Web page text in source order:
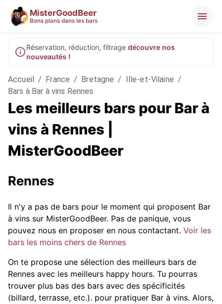
MisterGoodBeer
Bons plans dans les bars
Réservation, réduction, filtrage découvre nos
nouveautés !
Accueil / France / Bretagne / Ille-et-Vilaine /
Bars à Bar à vins Rennes
Les meilleurs bars pour Bar à
vins à Rennes |
MisterGoodBeer
Rennes
Il n'y a pas de bars pour le moment qui proposent Bar
à vins sur MisterGoodBeer. Pas de panique, vous
pouvez nous en proposer en nous contactant. Voir les
bars les moins chers de Rennes
On te propose une sélection des meilleurs bars de
Rennes avec les meilleurs happy hours. Tu pourras
trouver plus bas des bars avec des spécificités
(billard, terrasse, etc.). pour pratiquer Bar à vins. Alors,